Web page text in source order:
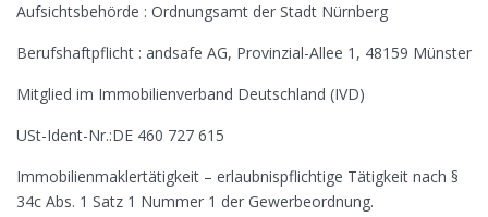
Aufsichtsbehörde : Ordnungsamt der Stadt Nürnberg
Berufshaftpflicht : andsafe AG, Provinzial-Allee 1, 48159 Münster
Mitglied im Immobilienverband Deutschland (IVD)
USt-Ident-Nr.:DE 460 727 615
Immobilienmaklertätigkeit – erlaubnispflichtige Tätigkeit nach §
34c Abs. 1 Satz 1 Nummer 1 der Gewerbeordnung.